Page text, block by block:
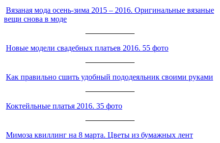
Вязаная мода осень-зима 2015 – 2016. Оригинальные вязаные
вещи снова в моде
Новые модели свадебных платьев 2016. 55 фото
Как правильно сшить удобный пододеяльник своими руками
Коктейльные платья 2016. 35 фото
Мимоза квиллинг на 8 марта. Цветы из бумажных лент